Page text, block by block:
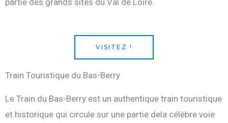
VISITEZ !
Train Touristique du Bas-Berry
Le Train du Bas-Berry est un authentique train touristique
et historique qui circule sur une partie dela célèbre voie